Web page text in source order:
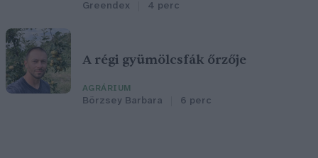
Greendex 4 perc
A régi gyümölcsfák őrzője
AGRÁRIUM
Börzsey Barbara 6 perc